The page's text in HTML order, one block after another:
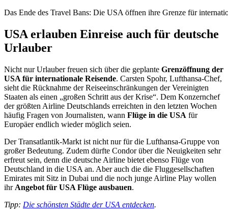
Das Ende des Travel Bans: Die USA öffnen ihre Grenze für
USA erlauben Einreise auch für deutsche
Urlauber
Nicht nur Urlauber freuen sich über die geplante Grenzöffnung der
USA für internationale Reisende. Carsten Spohr, Lufthansa-Chef,
sieht die Rücknahme der Reiseeinschränkungen der Vereinigten
Staaten als einen „großen Schritt aus der Krise“. Dem Konzernchef
der größten Airline Deutschlands erreichten in den letzten Wochen
häufig Fragen von Journalisten, wann Flüge in die USA für
Europäer endlich wieder möglich seien.
Der Transatlantik-Markt ist nicht nur für die Lufthansa-Gruppe von
großer Bedeutung. Zudem dürfte Condor über die Neuigkeiten sehr
erfreut sein, denn die deutsche Airline bietet ebenso Flüge von
Deutschland in die USA an. Aber auch die die Fluggesellschaften
Emirates mit Sitz in Dubai und die noch junge Airline Play wollen
ihr Angebot für USA Flüge ausbauen.
Tipp: Die schönsten Städte der USA entdecken.